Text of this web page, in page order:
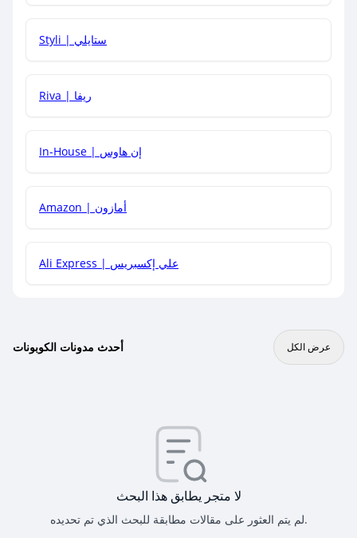
هل يمكنني جمع كود خصم مع العروض الأخرى؟
Styli | ستايلي
Riva | ريفا
In-House | إن هاوس
Amazon | أمازون
Ali Express | علي إكسبريس
أحدث مدونات الكوبونات عرض الكل
لا متجر يطابق هذا البحث
لم يتم العثور على مقالات مطابقة للبحث الذي تم تحديده.